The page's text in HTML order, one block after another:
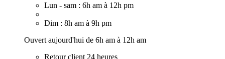
Lun - sam : 6h am à 12h pm
Dim : 8h am à 9h pm
Ouvert aujourd'hui de 6h am à 12h am
Retour client 24 heures